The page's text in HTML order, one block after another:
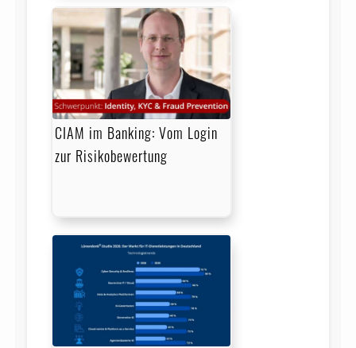
CIAM im Banking: Vom Login
zur Risikobewertung